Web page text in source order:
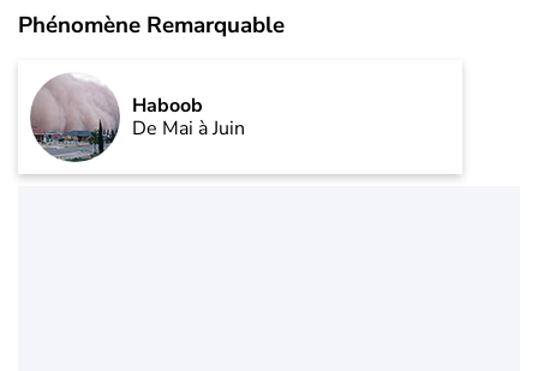
Phénomène Remarquable
Haboob
De Mai à Juin